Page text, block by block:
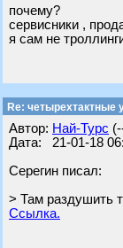
почему?
сервисники ,
я сам не
Re: четырехтактные
Автор: Най-Турс
Дата: 21-01-18
Серегин писал:
> Там раздушить
Ссылка.